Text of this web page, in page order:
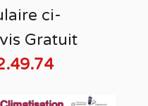
ci-
Gratuit